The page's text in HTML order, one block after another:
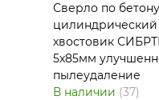
Сверло по бетону
цилиндрический
хвостовик
5х85мм
пылеудаление
В наличии (37)